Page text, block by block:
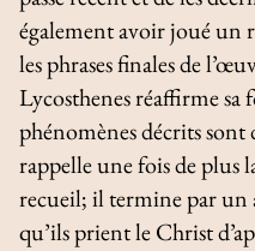
également avoir joué un
les phrases finales de
Lycosthenes réaffirme sa
phénomènes décrits sont
rappelle une fois de
recueil; il termine par un
qu’ils prient le Christ